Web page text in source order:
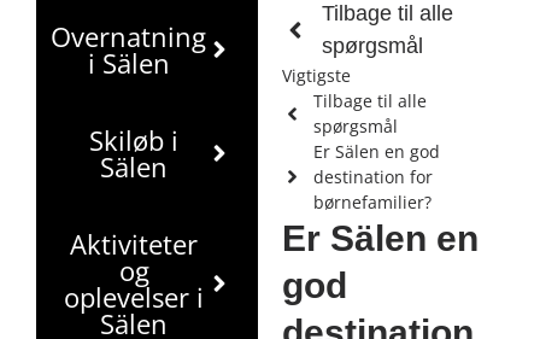
Overnatning
i Sälen
Skiløb i
Sälen
Aktiviteter
og
oplevelser i
Sälen
Tilbage til alle
spørgsmål
Vigtigste
Tilbage til alle
spørgsmål
Er Sälen en god
destination for
børnefamilier?
Er Sälen en
god